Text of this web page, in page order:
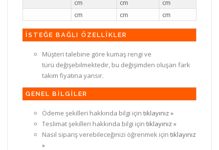
cm
cm
cm
cm
cm cm
İSTEĞE BAĞLI ÖZELLİKLER
Müşteri talebine göre kumaş rengi ve
türü değişebilmektedir, bu değişimden oluşan fark
takım fiyatına yansır.
GENEL BİLGİLER
Ödeme şekilleri hakkında bilgi için tıklayınız »
Teslimat şekilleri hakkında bilgi için tıklayınız »
Nasıl sipariş verebileceğinizi öğrenmek için tıklayınız
»